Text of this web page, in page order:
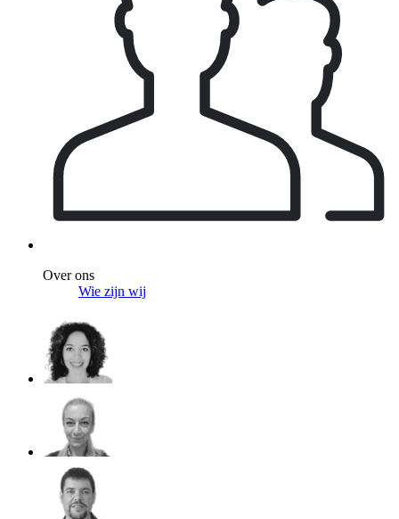
Over ons
Wie zijn wij